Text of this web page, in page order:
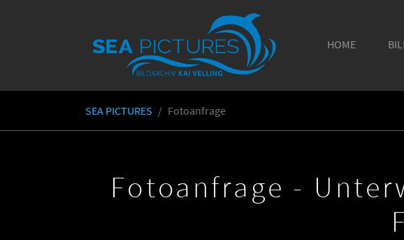
HOME
You are here:
SEA PICTURES Fotoanfrage
Fotoanfrage -